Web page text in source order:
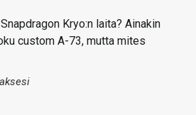
Kryo:n laita? Ainakin
custom A-73, mutta mites